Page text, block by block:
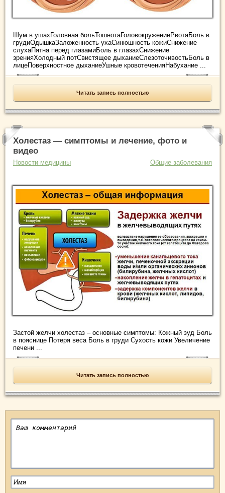
Шум в ушахГоловная больТошнотаГоловокружениеРвотаБоль в
грудиОдышкаЗаложенность ухаСинюшность кожиСнижение
слухаПятна перед глазамиБоль в глазахСнижение
зренияХолодный потСвистящее дыханиеСлезоточивостьБоль в
лицеПоверхностное дыханиеУшные кровотеченияНабухание ...
Читать запись полностью
Холестаз — симптомы и лечение, фото и
видео
Новости медицины Общие заболевания
Застой желчи холестаз – основные симптомы: Кожный зуд Боль
в пояснице Потеря веса Боль в груди Сухость кожи Увеличение
печени ...
Читать запись полностью